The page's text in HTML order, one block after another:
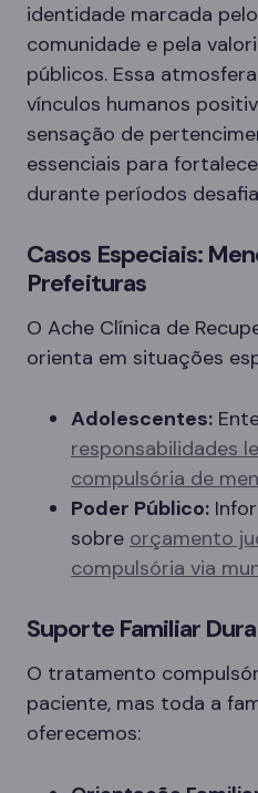
identidade marcada
comunidade e pela
públicos. Essa
vínculos humanos
sensação de
essenciais para
durante períodos
Casos Especiais:
Prefeituras
O Ache Clínica de
orienta em situações
Adolescentes:
responsabilidades
compulsória de
Poder Público:
sobre orçamento
compulsória via
Suporte Familiar
O tratamento
paciente, mas toda a
oferecemos: